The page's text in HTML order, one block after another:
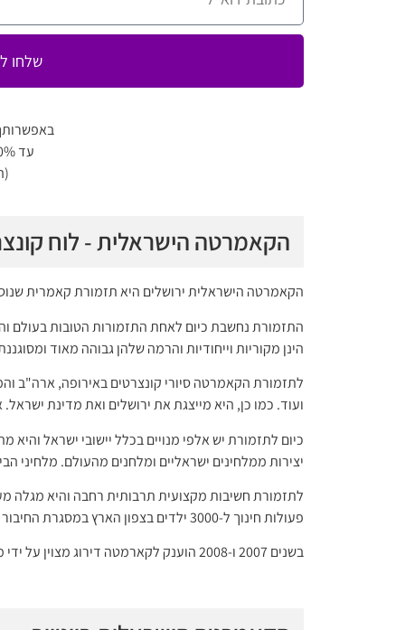
שלחו
עד 80% הנחה למגוון מופעים
הקאמרטה הישראלית - לוח
הקאמרטה הישראלית ירושלים היא תזמורת קאמרית שנוסדה בשנת 1984 על ידי
התזמורת נחשבת כיום לאחת התזמורות הטובות בעולם
הינן מקוריות וייחודיות והרמה שלהן גבוהה מאוד
לתזמורת הקאמרטה סיורי קונצרטים באירופה, ארה"ב
ועוד. כמו כן, היא מייצגת את ירושלים ואת מדינת
כיום לתזמורת יש אלפי מנויים בכלל יישובי ישראל
יצירות ממלחינים ישראליים ומלחנים מהעולם. מלחיני
לתזמורת חשיבות מקצועית תרבותית רחבה והיא מגלה
פעולות חינוך ל-3000 ילדים בצפון הארץ במסגרת החיבור בין יהודים לערבים.
בשנים 2007 ו-2008 הוענק לקארמטה דירוג מצוין על ידי משרד התרבות. כיום היא התזמורת היחידה שקיבלה דירוג זה.